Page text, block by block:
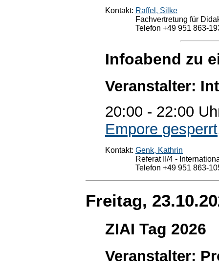
Kontakt: Raffel, Silke
Fachvertretung für
Telefon +49 951 863-
Infoabend zu
Veranstalter:
20:00 - 22:00
Empore gesperrt
Kontakt: Genk, Kathrin
Referat II/4 -
Telefon +49 951 863-
Freitag,
ZIAI Tag 2026
Veranstalter: